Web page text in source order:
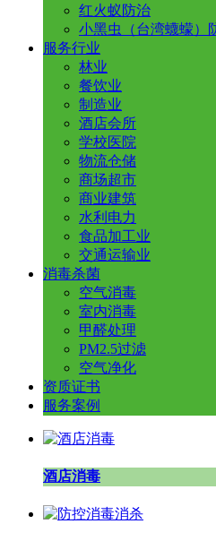
红火蚁防治
小黑虫（台湾蠛蠓）
服务行业
林业
餐饮业
制造业
酒店会所
学校医院
物流仓储
商场超市
商业建筑
水利电力
食品加工业
交通运输业
消毒杀菌
空气消毒
室内消毒
甲醛处理
PM2.5过滤
空气净化
资质证书
服务案例
酒店消毒